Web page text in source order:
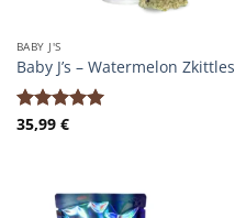
BABY J'S
Baby J’s – Watermelon Zkittles
Bewertet
35,99 €